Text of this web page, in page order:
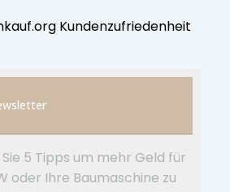
5 Tipps um mehr Geld für
oder Ihre Baumaschine zu